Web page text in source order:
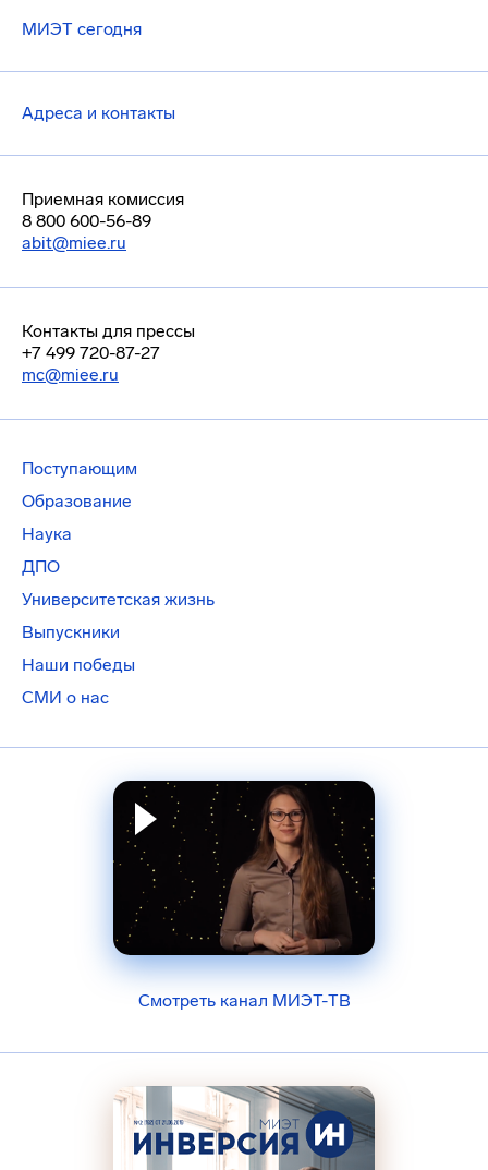
МИЭТ сегодня
Адреса и контакты
Приемная комиссия
8 800 600-56-89
abit@miee.ru
Контакты для прессы
+7 499 720-87-27
mc@miee.ru
Поступающим
Образование
Наука
ДПО
Университетская жизнь
Выпускники
Наши победы
СМИ о нас
Смотреть канал МИЭТ-ТВ